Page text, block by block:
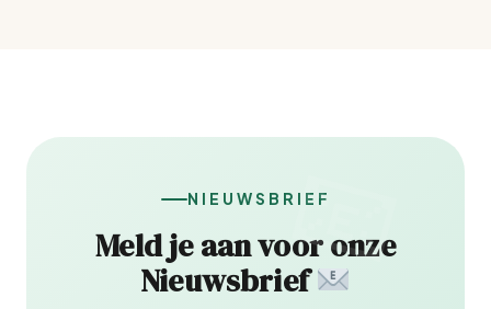
NIEUWSBRIEF
Meld je aan voor onze
Nieuwsbrief